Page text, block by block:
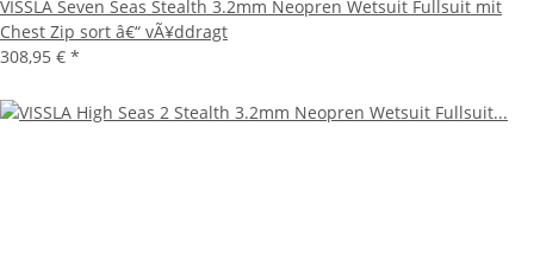
VISSLA Seven Seas Stealth 3.2mm Neopren Wetsuit Fullsuit mit
Chest Zip sort â€“ vÃ¥ddragt
308,95 € *